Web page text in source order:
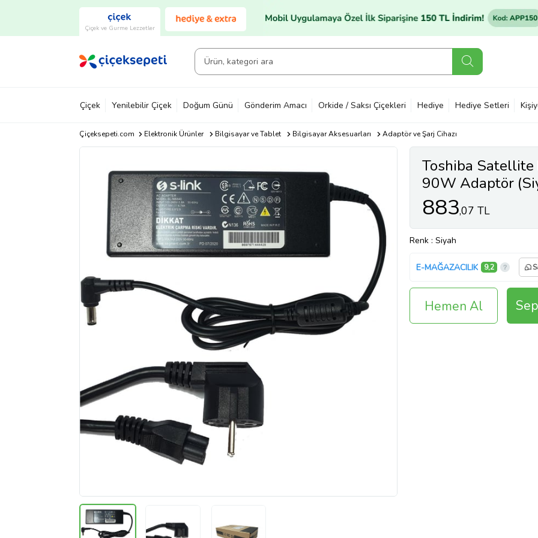
Çiçek ve Gurme Lezzetler
Çiçek Yenilebilir Çiçek Doğum Günü Gönderim Amacı Orkide / Saksı Çiçekleri Hediye Hediye Setleri
Çiçeksepeti.com Elektronik Ürünler Bilgisayar ve Tablet Bilgisayar Aksesuarları Adaptör ve Şarj Cihazı
Toshiba
90W Adaptör
883,07 TL
Renk : Siyah
E-MAĞAZACILIK 9,2
Hemen Al